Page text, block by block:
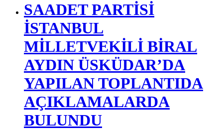
SAADET PARTİSİ
İSTANBUL
MİLLETVEKİLİ BİRAL
AYDIN ÜSKÜDAR’DA
YAPILAN TOPLANTIDA
AÇIKLAMALARDA
BULUNDU